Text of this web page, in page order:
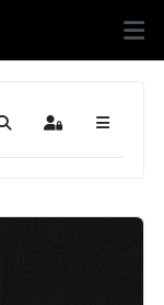
ПошукSign In